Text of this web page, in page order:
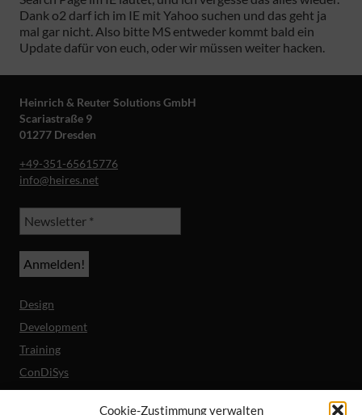
Cookie-Zustimmung verwalten
Dank o2 darf ich im IE mit Yahoo suchen und das geht ja
mal gar nicht. Also bitte MS entweder kommt bald ein
Update dafür von euch, oder wir müssen weiter hacken.
Heinrich & Reuter Solutions GmbH
Scariastraße 9
01277 Dresden
+49-351-65615776
info@heires.net
Design
Development
Training
ConDiSys
Barrierefreiheit